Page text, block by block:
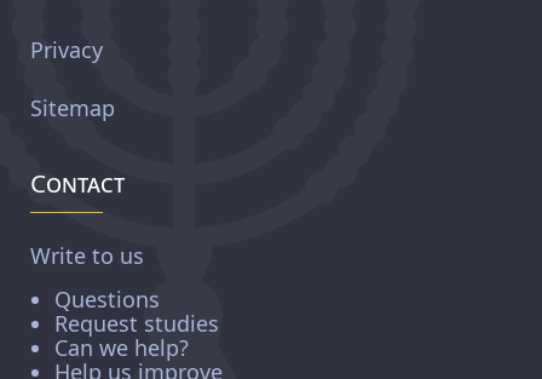
Privacy
Sitemap
Contact
Write to us
Questions
Request studies
Can we help?
Help us improve